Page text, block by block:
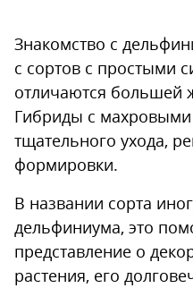
Знакомство с
с сортов с простыми
отличаются большей
Гибриды с
тщательного ухода,
формировки.
В названии сорта
дельфиниума, это
представление о
растения, его